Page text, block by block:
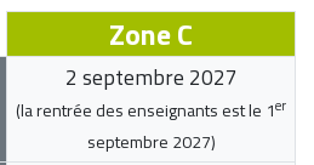
Zone C
2 septembre 2027
(la rentrée des enseignants est le 1er
septembre 2027)